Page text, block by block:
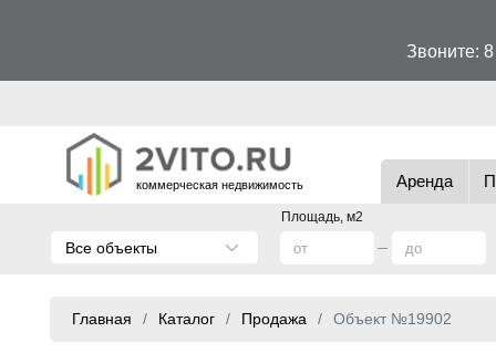
Звоните:
коммерческая недвижимость Аренда
Площадь, м2
Все объекты
Главная Каталог Продажа Объект №19902